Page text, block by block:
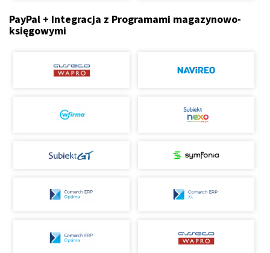
PayPal + Integracja z Programami magazynowo-
księgowymi